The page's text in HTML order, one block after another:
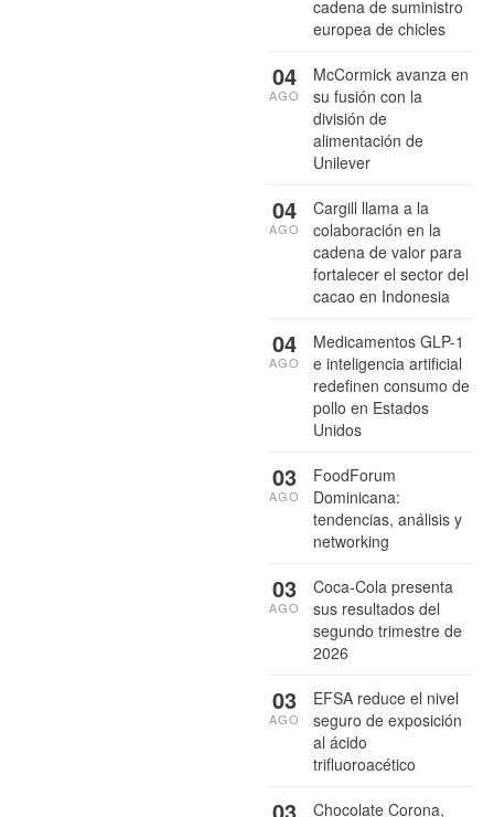
cadena de suministro
europea de chicles
McCormick avanza en
su fusión con la
división de
alimentación de
Unilever
04
AGO
Cargill llama a la
colaboración en la
cadena de valor para
fortalecer el sector del
cacao en Indonesia
04
AGO
Medicamentos GLP-1
e inteligencia artificial
redefinen consumo de
pollo en Estados
Unidos
04
AGO
FoodForum
Dominicana:
tendencias, análisis y
networking
03
AGO
Coca-Cola presenta
sus resultados del
segundo trimestre de
2026
03
AGO
EFSA reduce el nivel
seguro de exposición
al ácido
trifluoroacético
03
AGO
Chocolate Corona,